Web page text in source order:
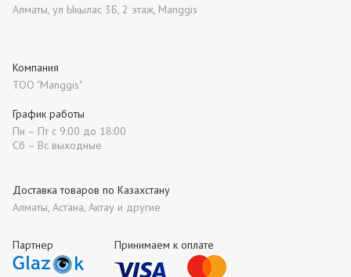
Партнер Принимаем к оплате
Алматы, ул Ыкылас 3Б, 2 этаж, Manggis
Компания
ТОО "Manggis"
Доставка товаров по Казахстану
Алматы, Астана, Актау и другие
График работы
Пн – Пт с 9:00 до 18:00
Сб – Вс выходные